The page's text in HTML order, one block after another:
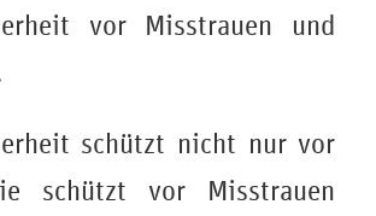
vor Misstrauen und
schützt nicht nur vor
schützt vor Misstrauen